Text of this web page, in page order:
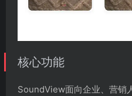
核心功能
SoundView面向企业、营销